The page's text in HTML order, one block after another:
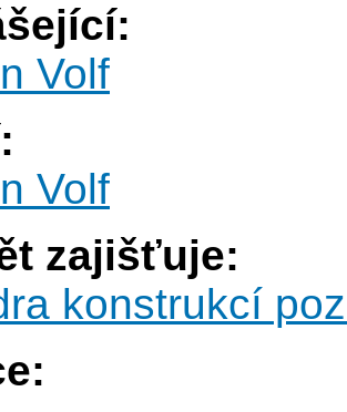
Volf
Volf
zajišťuje:
konstrukcí